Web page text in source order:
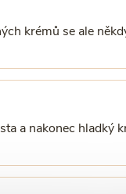
krémů se ale
a nakonec hladký